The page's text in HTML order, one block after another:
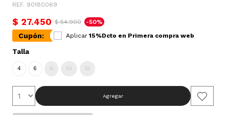
REF. 90180069
$ 27.450 $ 54.900 -50%
Cupón: Aplicar 15%Dcto en Primera compra web
Talla
4 6 8 10 12
Agregar